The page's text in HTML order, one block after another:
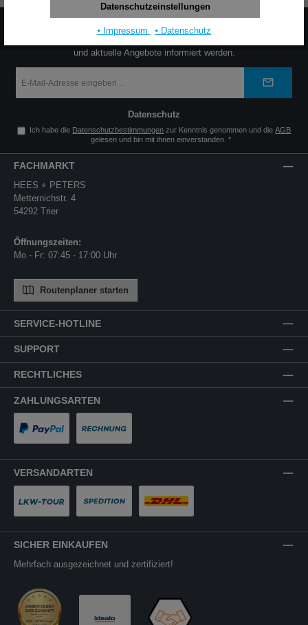
NEWSLETTER
Jetzt den Newsletter abonnieren und zuverlässig über neue Produkte
und aktuelle Angebote informiert werden.
Mail-
Datenschutz
Ich habe die Datenschutzbestimmungen zur Kenntnis genommen und dieAGB
gelesen und bin mit ihnen einverstanden. *
SERVICE-HOTLINE
SUPPORT
RECHTLICHES
ZAHLUNGSARTEN
VERSANDARTEN
FACHMARKT
HEES + PETERS
Metternichstr. 4
54292 Trier
Öffnungszeiten:
Mo - Fr: 07:45 - 17:00 Uhr
Routenplaner starten
SICHER EINKAUFEN
Mehrfach ausgezeichnet und zertifiziert!
Datenschutzeinstellungen
⦁ Impressum ⦁ Datenschutz